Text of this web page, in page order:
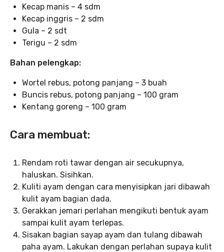
Kecap manis – 4 sdm
Kecap inggris – 2 sdm
Gula – 2 sdt
Terigu – 2 sdm
Bahan pelengkap:
Wortel rebus, potong panjang – 3 buah
Buncis rebus, potong panjang – 100 gram
Kentang goreng – 100 gram
Cara membuat:
Rendam roti tawar dengan air secukupnya,
haluskan. Sisihkan.
Kuliti ayam dengan cara menyisipkan jari dibawah
kulit ayam bagian dada.
Gerakkan jemari perlahan mengikuti bentuk ayam
sampai kulit ayam terlepas.
Sisakan bagian sayap ayam dan tulang dibawah
paha ayam. Lakukan dengan perlahan supaya kulit